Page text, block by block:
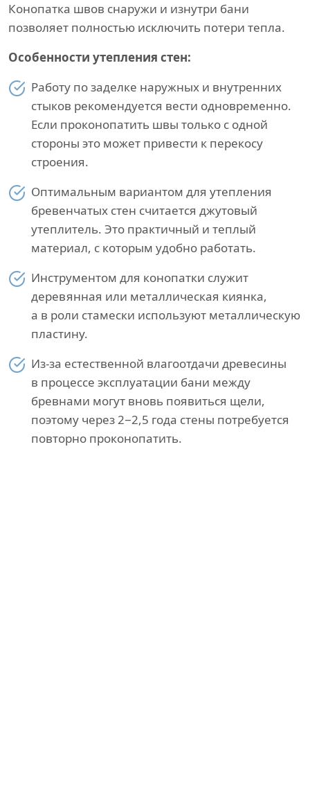
Конопатка швов снаружи и изнутри бани
позволяет полностью исключить потери тепла.
Особенности утепления стен:
Работу по заделке наружных и внутренних
стыков рекомендуется вести одновременно.
Если проконопатить швы только с одной
стороны это может привести к перекосу
строения.
Оптимальным вариантом для утепления
бревенчатых стен считается джутовый
утеплитель. Это практичный и теплый
материал, с которым удобно работать.
Инструментом для конопатки служит
деревянная или металлическая киянка,
а в роли стамески используют металлическую
пластину.
Из-за естественной влагоотдачи древесины
в процессе эксплуатации бани между
бревнами могут вновь появиться щели,
поэтому через 2−2,5 года стены потребуется
повторно проконопатить.